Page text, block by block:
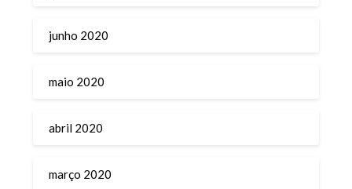
junho 2020
maio 2020
abril 2020
março 2020